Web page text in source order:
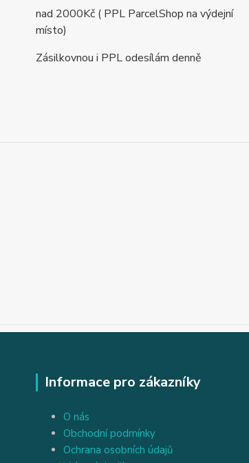
nad 2000Kč ( PPL ParcelShop na výdejní
místo)
Zásilkovnou i PPL odesílám denně
Informace pro zákazníky
O nás
Obchodní podmínky
Ochrana osobních údajů